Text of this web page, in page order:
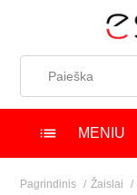
MENIU
Pagrindinis Žaislai